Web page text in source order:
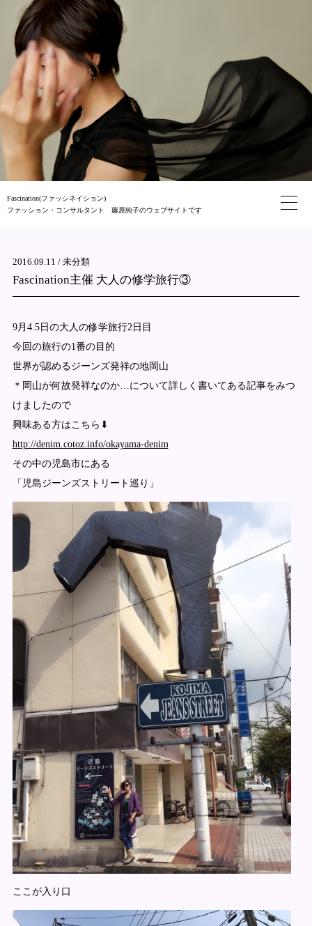
Fascination(ファッシネイション)
ファッション・コンサルタント 藤原純子のウェブサイトです
2016.09.11 / 未分類
Fascination主催 大人の修学旅行③
9月4.5日の大人の修学旅行2日目
今回の旅行の1番の目的
世界が認めるジーンズ発祥の地岡山
＊岡山が何故発祥なのか…について詳しく書いてある記事をみつ
けましたので
興味ある方はこちら⬇︎
http://denim.cotoz.info/okayama-denim
その中の児島市にある
「児島ジーンズストリート巡り」
ここが入り口